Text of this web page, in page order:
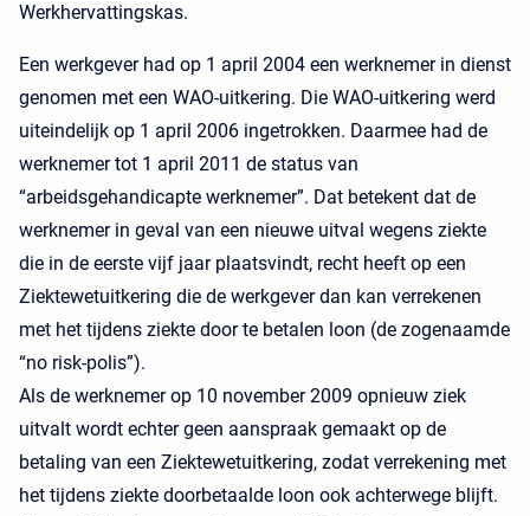
Werkhervattingskas.
Een werkgever had op 1 april 2004 een werknemer in dienst
genomen met een WAO-uitkering. Die WAO-uitkering werd
uiteindelijk op 1 april 2006 ingetrokken. Daarmee had de
werknemer tot 1 april 2011 de status van
“arbeidsgehandicapte werknemer”. Dat betekent dat de
werknemer in geval van een nieuwe uitval wegens ziekte
die in de eerste vijf jaar plaatsvindt, recht heeft op een
Ziektewetuitkering die de werkgever dan kan verrekenen
met het tijdens ziekte door te betalen loon (de zogenaamde
“no risk-polis”).
Als de werknemer op 10 november 2009 opnieuw ziek
uitvalt wordt echter geen aanspraak gemaakt op de
betaling van een Ziektewetuitkering, zodat verrekening met
het tijdens ziekte doorbetaalde loon ook achterwege blijft.